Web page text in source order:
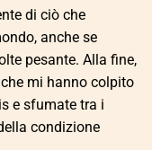
di ciò che
anche se
pesante. Alla fine,
mi hanno colpito
e sfumate tra i
condizione